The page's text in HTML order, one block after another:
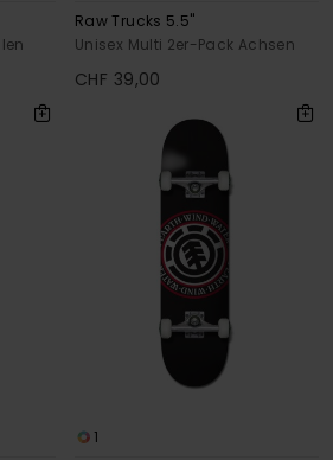
Raw Trucks 5.5"
Unisex Multi 2er-Pack Achsen
CHF 39,00
1